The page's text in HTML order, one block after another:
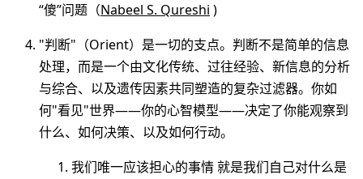
“傻”问题（Nabeel S. Qureshi )
"判断"（Orient）是一切的支点。判断不是简单的信息
处理，而是一个由文化传统、过往经验、新信息的分析
与综合、以及遗传因素共同塑造的复杂过滤器。你如
何"看见"世界——你的心智模型——决定了你能观察到
什么、如何决策、以及如何行动。
我们唯一应该担心的事情 就是我们自己对什么是